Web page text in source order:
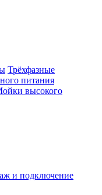
Трёхфазные
питания
высокого
и подключение